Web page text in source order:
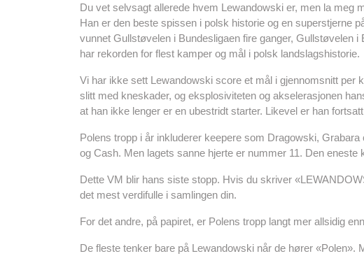
Du vet selvsagt allerede hvem Lewandowski er, men la meg
Han er den beste spissen i polsk historie og en superstjerne
vunnet Gullstøvelen i Bundesligaen fire ganger, Gullstøvelen
har rekorden for flest kamper og mål i polsk landslagshistorie.
Vi har ikke sett Lewandowski score et mål i gjennomsnitt per
slitt med kneskader, og eksplosiviteten og akselerasjonen
at han ikke lenger er en ubestridt starter. Likevel er han
Polens tropp i år inkluderer keepere som Dragowski,
og Cash. Men lagets sanne hjerte er nummer 11. Den eneste
Dette VM blir hans siste stopp. Hvis du skriver
det mest verdifulle i samlingen din.
For det andre, på papiret, er Polens tropp langt mer allsidig
De fleste tenker bare på Lewandowski når de hører «Polen».